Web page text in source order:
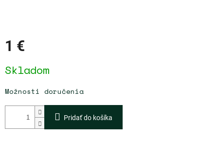
1 €
cena:
Skladom
Možnosti doručenia
Pridať do košíka